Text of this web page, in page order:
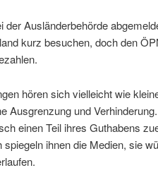
der Ausländerbehörde
kurz besuchen, doch den
hören sich vielleicht wie
Ausgrenzung und
einen Teil ihres Guthabens
spiegeln ihnen die Medien, sie